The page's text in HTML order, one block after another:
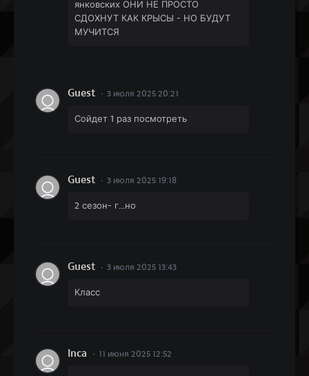
янковских ОНИ НЕ ПРОСТО
СДОХНУТ КАК КРЫСЫ - НО БУДУТ
МУЧИТСЯ
Guest 3 июля 2025 20:21
Сойдет 1 раз посмотреть
Guest 3 июля 2025 19:18
2 сезон- г...но
Guest 3 июля 2025 13:43
Класс
Inca 11 июня 2025 12:52